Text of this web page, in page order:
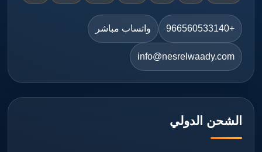
+966560533140 واتساب مباشر
info@nesrelwaady.com
الشحن الدولي